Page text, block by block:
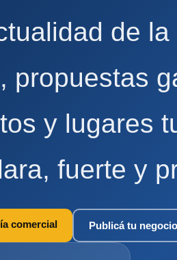
de
propuestas
y lugares
fuerte y
comercial Publicá tu negocio